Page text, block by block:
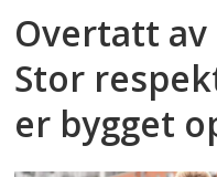
Overtatt
Stor
er bygget